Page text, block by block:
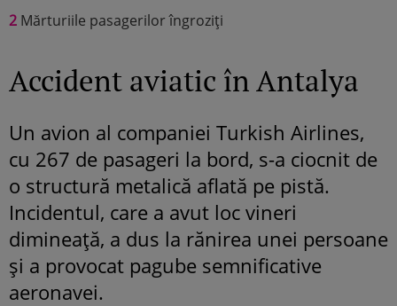
2 Mărturiile pasagerilor îngroziți
Accident aviatic în Antalya
Un avion al companiei Turkish Airlines,
cu 267 de pasageri la bord, s-a ciocnit de
o structură metalică aflată pe pistă.
Incidentul, care a avut loc vineri
dimineață, a dus la rănirea unei persoane
și a provocat pagube semnificative
aeronavei.